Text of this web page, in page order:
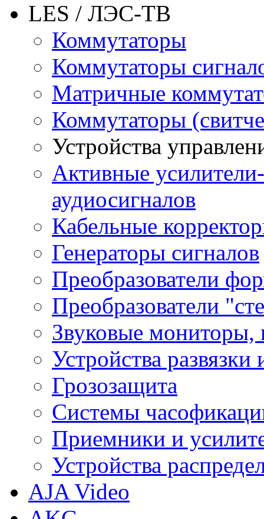
LES / ЛЭС-ТВ
Коммутаторы
Коммутаторы
Матричные
Коммутаторы
Устройства
Активные
аудиосигналов
Кабельные
Генераторы сигналов
Преобразователи
Преобразователи
Звуковые мониторы,
Устройства
Грозозащита
Системы
Приемники и
Устройства
AJA Video